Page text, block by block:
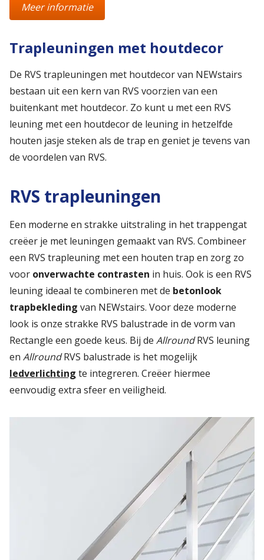
Meer informatie
Trapleuningen met houtdecor
De RVS trapleuningen met houtdecor van NEWstairs
bestaan uit een kern van RVS voorzien van een
buitenkant met houtdecor. Zo kunt u met een RVS
leuning met een houtdecor de leuning in hetzelfde
houten jasje steken als de trap en geniet je tevens van
de voordelen van RVS.
RVS trapleuningen
Een moderne en strakke uitstraling in het trappengat
creëer je met leuningen gemaakt van RVS. Combineer
een RVS trapleuning met een houten trap en zorg zo
voor onverwachte contrasten in huis. Ook is een RVS
leuning ideaal te combineren met de betonlook
trapbekleding van NEWstairs. Voor deze moderne
look is onze strakke RVS balustrade in de vorm van
Rectangle een goede keus. Bij de AllroundRVS leuning
en AllroundRVS balustrade is het mogelijk
ledverlichting te integreren. Creëer hiermee
eenvoudig extra sfeer en veiligheid.